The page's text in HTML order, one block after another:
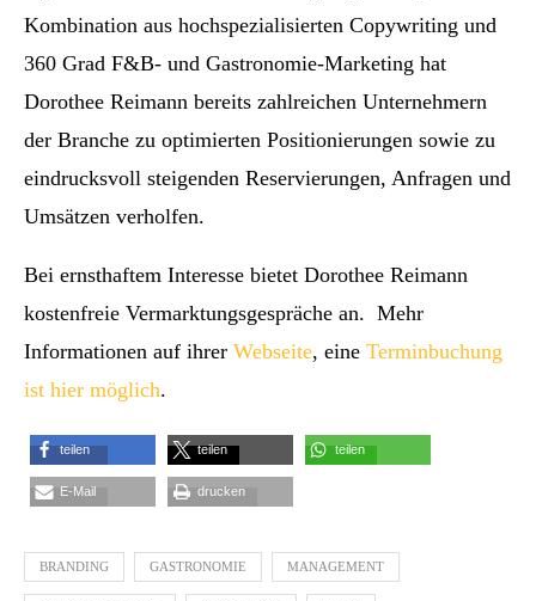
Kombination aus hochspezialisierten Copywriting und
360 Grad F&B- und Gastronomie-Marketing hat
Dorothee Reimann bereits zahlreichen Unternehmern
der Branche zu optimierten Positionierungen sowie zu
eindrucksvoll steigenden Reservierungen, Anfragen und
Umsätzen verholfen.
Bei ernsthaftem Interesse bietet Dorothee Reimann
kostenfreie Vermarktungsgespräche an. Mehr
Informationen auf ihrer Webseite, eine Terminbuchung
ist hier möglich.
teilen teilen teilen
E-Mail drucken
BRANDING GASTRONOMIE MANAGEMENT